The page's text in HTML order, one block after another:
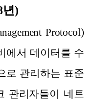
년)
Protocol)
에서 데이터를 수
로 관리하는 표준
관리자들이 네트